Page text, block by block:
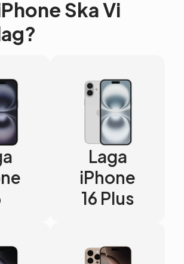
Ska Vi
Laga
iPhone
16 Plus